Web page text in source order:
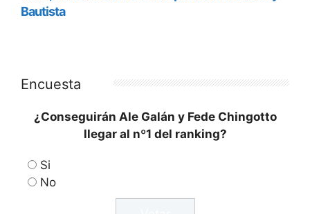
Encuesta
¿Conseguirán Ale Galán y Fede Chingotto
llegar al nº1 del ranking?
Si
No